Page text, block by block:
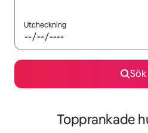
Utcheckning
Sök
Topprankade